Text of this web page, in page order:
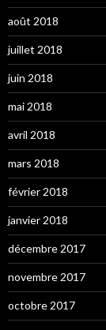
août 2018
juillet 2018
juin 2018
mai 2018
avril 2018
mars 2018
février 2018
janvier 2018
décembre 2017
novembre 2017
octobre 2017